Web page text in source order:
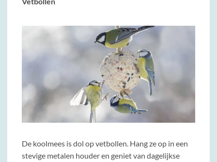
De koolmees is dol op vetbollen. Hang ze op in een
stevige metalen houder en geniet van dagelijkse